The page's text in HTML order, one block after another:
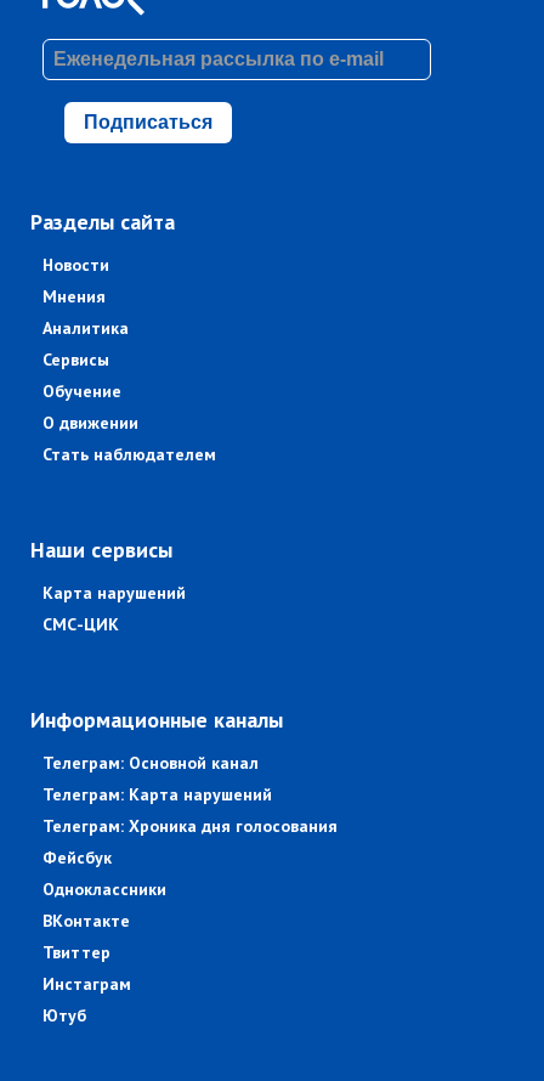
Подписаться
Разделы сайта
Новости
Мнения
Аналитика
Сервисы
Обучение
О движении
Стать наблюдателем
Наши сервисы
Карта нарушений
СМС-ЦИК
Информационные каналы
Телеграм: Основной канал
Телеграм: Карта нарушений
Телеграм: Хроника дня голосования
Фейсбук
Одноклассники
ВКонтакте
Твиттер
Инстаграм
Ютуб